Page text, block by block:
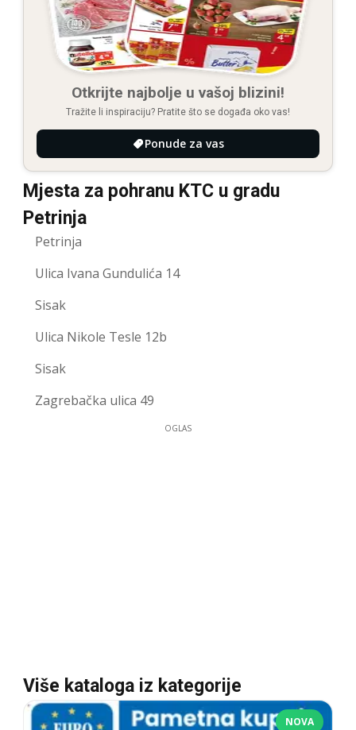
Otkrijte najbolje u vašoj blizini!
Tražite li inspiraciju? Pratite što se događa oko vas!
Ponude za vas
Mjesta za pohranu KTC u gradu
Petrinja
Petrinja
Ulica Ivana Gundulića 14
Sisak
Ulica Nikole Tesle 12b
Sisak
Zagrebačka ulica 49
OGLAS
Više kataloga iz kategorije
NOVA